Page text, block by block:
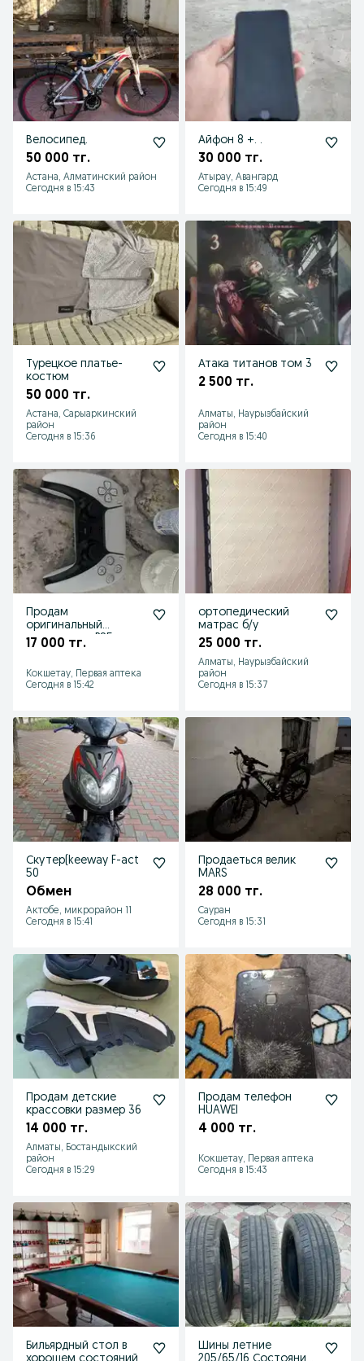
Велосипед.
50 000 тг.
Астана, Алматинский район
Сегодня в 15:43
Айфон 8 +. .
30 000 тг.
Атырау, Авангард
Сегодня в 15:49
Турецкое платье-
костюм
50 000 тг.
Астана, Сарыаркинский
район
Сегодня в 15:36
Атака титанов том 3
2 500 тг.
Алматы, Наурызбайский
район
Сегодня в 15:40
Продам
оригинальный
контроллер PS5
17 000 тг.
Кокшетау, Первая аптека
Сегодня в 15:42
ортопедический
матрас б/у
25 000 тг.
Алматы, Наурызбайский
район
Сегодня в 15:37
Скутер(keeway F-act
50
Обмен
Актобе, микрорайон 11
Сегодня в 15:41
Продаеться велик
MARS
28 000 тг.
Сауран
Сегодня в 15:31
Продам детские
крассовки размер 36
14 000 тг.
Алматы, Бостандыкский
район
Сегодня в 15:29
Продам телефон
HUAWEI
4 000 тг.
Кокшетау, Первая аптека
Сегодня в 15:43
Бильярдный стол в
Шины летние